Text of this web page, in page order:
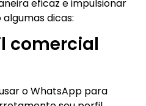
eficaz e impulsionar
algumas dicas:
comercial
o WhatsApp para